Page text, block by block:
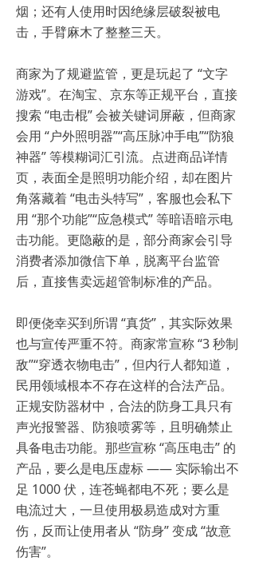
烟；还有人使用时因绝缘层破裂被电
击，手臂麻木了整整三天。
商家为了规避监管，更是玩起了 “文字
游戏”。在淘宝、京东等正规平台，直接
搜索 “电击棍” 会被关键词屏蔽，但商家
会用 “户外照明器”“高压脉冲手电”“防狼
神器” 等模糊词汇引流。点进商品详情
页，表面全是照明功能介绍，却在图片
角落藏着 “电击头特写”，客服也会私下
用 “那个功能”“应急模式” 等暗语暗示电
击功能。更隐蔽的是，部分商家会引导
消费者添加微信下单，脱离平台监管
后，直接售卖远超管制标准的产品。
即便侥幸买到所谓 “真货”，其实际效果
也与宣传严重不符。商家常宣称 “3 秒制
敌”“穿透衣物电击”，但内行人都知道，
民用领域根本不存在这样的合法产品。
正规安防器材中，合法的防身工具只有
声光报警器、防狼喷雾等，且明确禁止
具备电击功能。那些宣称 “高压电击” 的
产品，要么是电压虚标 —— 实际输出不
足 1000 伏，连苍蝇都电不死；要么是
电流过大，一旦使用极易造成对方重
伤，反而让使用者从 “防身” 变成 “故意
伤害”。